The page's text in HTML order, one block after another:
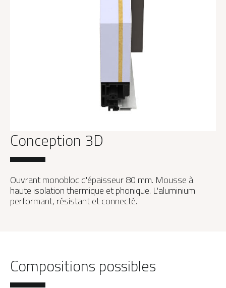
Conception 3D
Ouvrant monobloc d'épaisseur 80 mm. Mousse à
haute isolation thermique et phonique. L'aluminium
performant, résistant et connecté.
Compositions possibles